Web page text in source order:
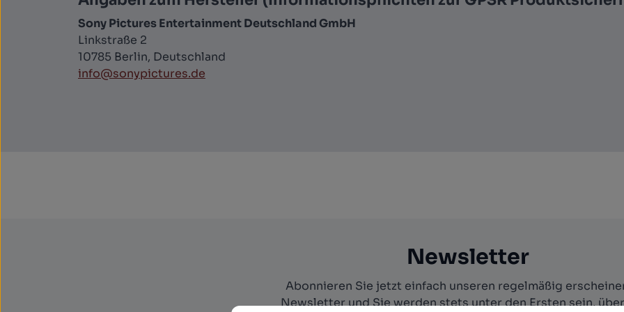
Sony Pictures Entertainment Deutschland GmbH
Linkstraße 2
10785 Berlin, Deutschland
info@sonypictures.de
Newsletter
Abonnieren Sie jetzt einfach unseren regelmäßig
Newsletter und Sie werden stets unter den Ersten sein,